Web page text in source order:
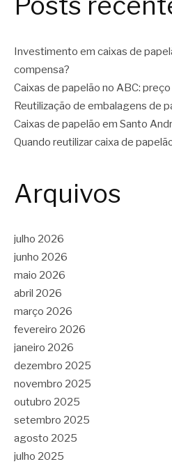
Investimento em caixas de
compensa?
Caixas de papelão no ABC:
Reutilização de embalagens de
Caixas de papelão em Santo
Quando reutilizar caixa de
Arquivos
julho 2026
junho 2026
maio 2026
abril 2026
março 2026
fevereiro 2026
janeiro 2026
dezembro 2025
novembro 2025
outubro 2025
setembro 2025
agosto 2025
julho 2025